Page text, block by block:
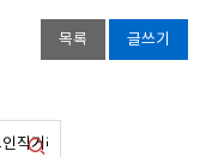
목록 글쓰기